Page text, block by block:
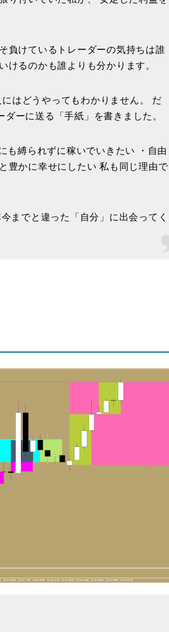
負けているトレーダーの気持ちは誰
けるのかも誰よりも分かります。
はどうやってもわかりません。 だ
ーに送る「手紙」を書きました。
も縛られずに稼いでいきたい ・自由
豊かに幸せにしたい 私も同じ理由で
までと違った「自分」に出会ってく